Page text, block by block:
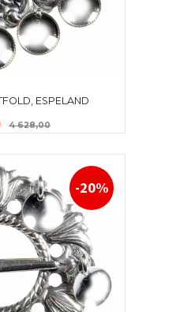
ESPELAND
4 628,00Rabatt
-20%